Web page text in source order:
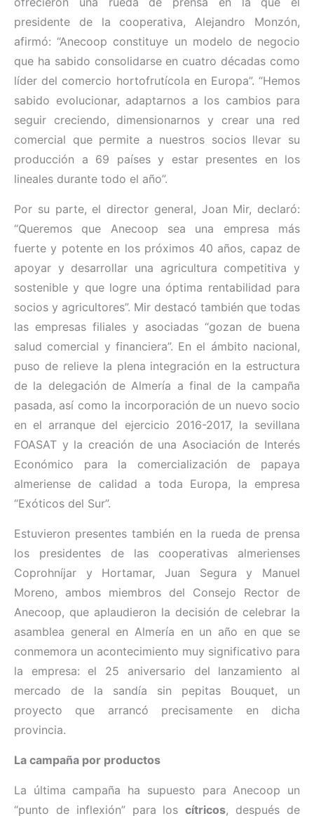
presidente de la cooperativa, Alejandro Monzón,
afirmó: “Anecoop constituye un modelo de negocio
que ha sabido consolidarse en cuatro décadas como
líder del comercio hortofrutícola en Europa”. “Hemos
sabido evolucionar, adaptarnos a los cambios para
seguir creciendo, dimensionarnos y crear una red
comercial que permite a nuestros socios llevar su
producción a 69 países y estar presentes en los
lineales durante todo el año”.
Por su parte, el director general, Joan Mir, declaró:
“Queremos que Anecoop sea una empresa más
fuerte y potente en los próximos 40 años, capaz de
apoyar y desarrollar una agricultura competitiva y
sostenible y que logre una óptima rentabilidad para
socios y agricultores”. Mir destacó también que todas
las empresas filiales y asociadas “gozan de buena
salud comercial y financiera”. En el ámbito nacional,
puso de relieve la plena integración en la estructura
de la delegación de Almería a final de la campaña
pasada, así como la incorporación de un nuevo socio
en el arranque del ejercicio 2016-2017, la sevillana
FOASAT y la creación de una Asociación de Interés
Económico para la comercialización de papaya
almeriense de calidad a toda Europa, la empresa
“Exóticos del Sur”.
Estuvieron presentes también en la rueda de prensa
los presidentes de las cooperativas almerienses
Coprohníjar y Hortamar, Juan Segura y Manuel
Moreno, ambos miembros del Consejo Rector de
Anecoop, que aplaudieron la decisión de celebrar la
asamblea general en Almería en un año en que se
conmemora un acontecimiento muy significativo para
la empresa: el 25 aniversario del lanzamiento al
mercado de la sandía sin pepitas Bouquet, un
proyecto que arrancó precisamente en dicha
provincia.
La campaña por productos
La última campaña ha supuesto para Anecoop un
“punto de inflexión” para loscítricos, después de